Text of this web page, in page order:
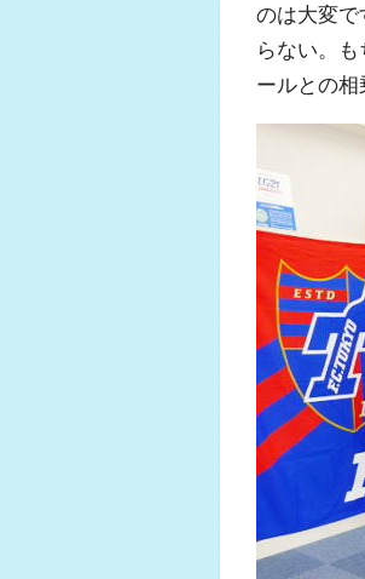
のは大変で
らない。
ールとの相